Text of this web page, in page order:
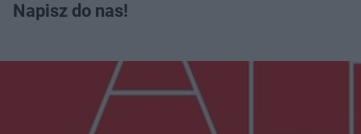
Napisz do nas!
Więcej